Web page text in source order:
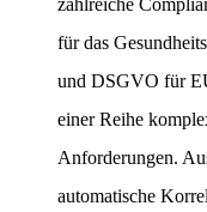
zahlreiche
für das
und DSGVO für
einer Reihe
Anforderungen.
automatische